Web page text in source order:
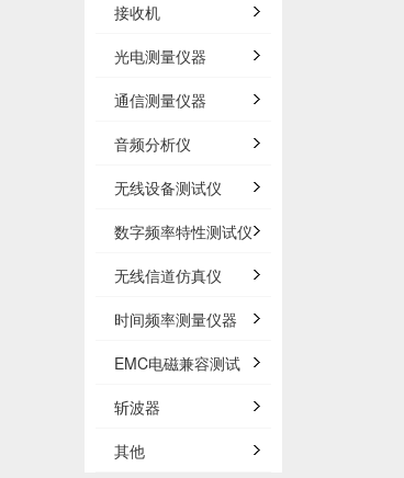
接收机
光电测量仪器
通信测量仪器
音频分析仪
无线设备测试仪
数字频率特性测试仪
无线信道仿真仪
时间频率测量仪器
EMC电磁兼容测试
斩波器
其他